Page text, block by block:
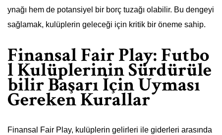
ynağı hem de potansiyel bir borç tuzağı olabilir. Bu dengeyi
sağlamak, kulüplerin geleceği için kritik bir öneme sahip.
Finansal Fair Play: Futbo
l Kulüplerinin Sürdürüle
bilir Başarı İçin Uyması
Gereken Kurallar
Finansal Fair Play, kulüplerin gelirleri ile giderleri arasında